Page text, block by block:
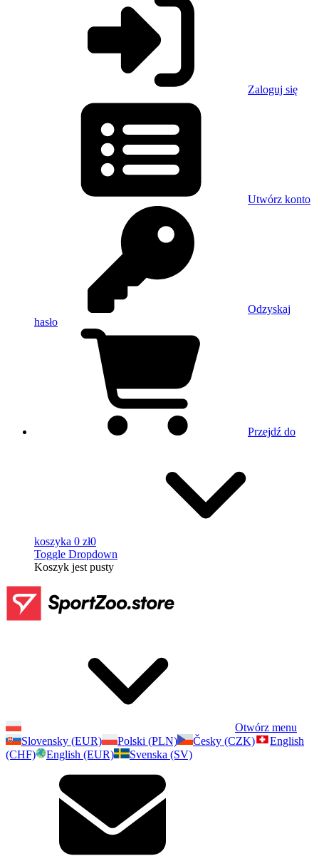
Zaloguj się
Utwórz konto
Odzyskaj
hasło
Przejdź do
koszyka 0 zł0
Toggle Dropdown
Koszyk jest pusty
Otwórz menu
Slovensky (EUR)
Polski (PLN) Česky (CZK)
English
(CHF)
English (EUR) Svenska (SV)